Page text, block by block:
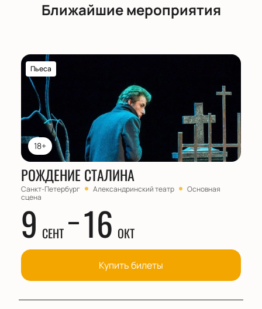
Ближайшие мероприятия
18+
Пьеса
РОЖДЕНИЕ СТАЛИНА
Санкт-Петербург Александринский театр
Основная
сцена
9 СЕНТ 16 ОКТ
Купить билеты